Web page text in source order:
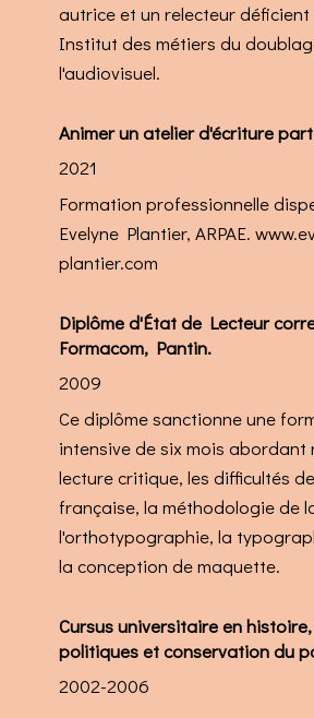
autrice et un relecteur déficient
Institut des métiers du
l'audiovisuel.
Animer un atelier d'écriture
2021
Formation professionnelle
Evelyne Plantier, ARPAE.
plantier.com
Diplôme d'État de Lecteur
Formacom, Pantin.
2009
Ce diplôme sanctionne une
intensive de six mois abordant
lecture critique, les difficultés
française, la méthodologie de
l'orthotypographie, la
la conception de maquette.
Cursus universitaire en
politiques et conservation du
2002-2006